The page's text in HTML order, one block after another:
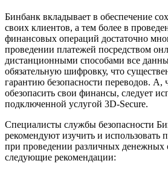
Бинбанк вкладывает в обеспечение
своих клиентов, а тем более в
финансовых операций достаточно
проведении платежей посредством
дистанционными способами все
обязательную шифровку, что
гарантию безопасности переводов. А,
обезопасить свои финансы, следует
подключенной услугой 3D-Secure.
Специалисты службы безопасности
рекомендуют изучить и использовать
при проведении различных денежных
следующие рекомендации: